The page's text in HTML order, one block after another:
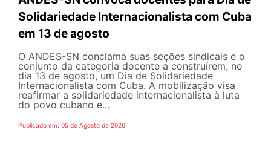
Solidariedade Internacionalista com Cuba
em 13 de agosto
O ANDES-SN conclama suas seções sindicais e o
conjunto da categoria docente a construírem, no
dia 13 de agosto, um Dia de Solidariedade
Internacionalista com Cuba. A mobilização visa
reafirmar a solidariedade internacionalista à luta
do povo cubano e...
Publicado em: 05 de Agosto de 2026